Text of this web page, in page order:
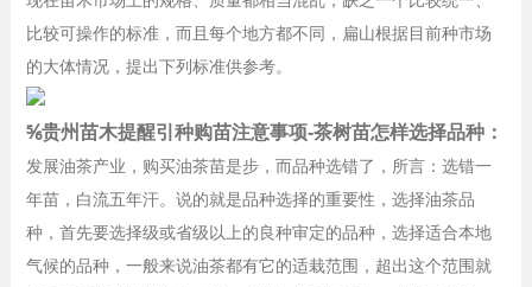
比较可操作的标准，而且每个地方都不同，扁山根据目前种市场
的大体情况，提出下列标准供参考。
⅚贵州苗木提醒引种购苗注意事项-茶树苗怎样选择品种：
发展油茶产业，购买油茶苗是步，而品种选错了，所言：选错一
年苗，白流五年汗。说的就是品种选择的重要性，选择油茶品
种，首先要选择级或省级以上的良种审定的品种，选择适合本地
气候的品种，一般来说油茶都有它的适栽范围，超出这个范围就